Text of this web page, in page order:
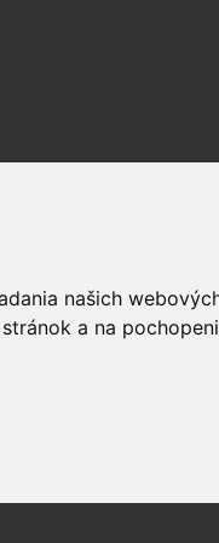
našich
a na